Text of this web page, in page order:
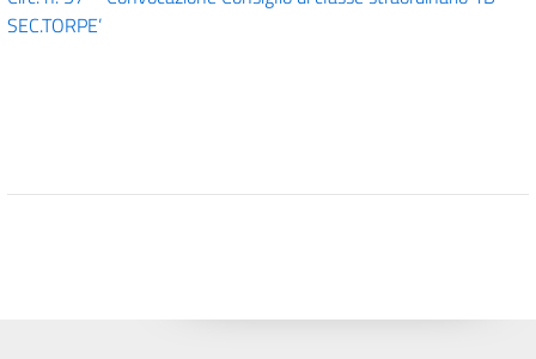
SEC.TORPE’